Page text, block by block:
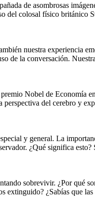
de asombrosas
del colosal físico británico
nuestra experiencia
de la conversación.
Nobel de Economía
del cerebro y
y general. La
¿Qué significa esto?
sobrevivir. ¿Por qué
extinguido? ¿Sabías que las